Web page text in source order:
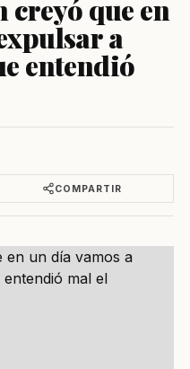
creyó que en
a
entendió
COMPARTIR